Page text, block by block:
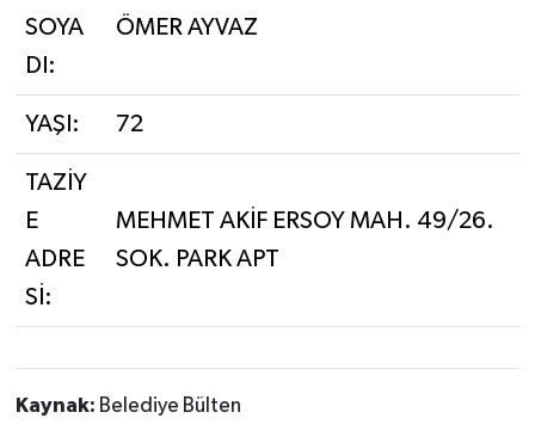
SOYA
DI:
ÖMER AYVAZ
YAŞI: 72
TAZİY
E
ADRE
Sİ:
MEHMET AKİF ERSOY MAH. 49/26.
SOK. PARK APT
Kaynak: Belediye Bülten